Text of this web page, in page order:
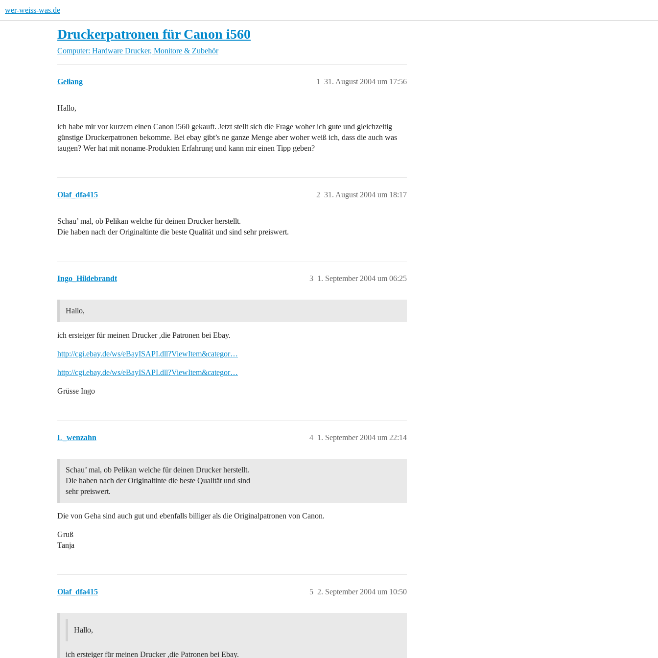
wer-weiss-was.de
Druckerpatronen für Canon i560
Computer: Hardware Drucker, Monitore & Zubehör
Geliang 31. August 2004 um 17:56
1
Hallo,
ich habe mir vor kurzem einen Canon i560 gekauft. Jetzt stellt sich die Frage woher ich gute und gleichzeitig
günstige Druckerpatronen bekomme. Bei ebay gibt’s ne ganze Menge aber woher weiß ich, dass die auch was
taugen? Wer hat mit noname-Produkten Erfahrung und kann mir einen Tipp geben?
Olaf_dfa415 31. August 2004 um 18:17
2
Schau’ mal, ob Pelikan welche für deinen Drucker herstellt.
Die haben nach der Originaltinte die beste Qualität und sind sehr preiswert.
Ingo_Hildebrandt 1. September 2004 um 06:25
3
Hallo,
ich ersteiger für meinen Drucker ,die Patronen bei Ebay.
http://cgi.ebay.de/ws/eBayISAPI.dll?ViewItem&categor…
http://cgi.ebay.de/ws/eBayISAPI.dll?ViewItem&categor…
Grüsse Ingo
L_wenzahn 1. September 2004 um 22:14
4
Schau’ mal, ob Pelikan welche für deinen Drucker herstellt.
Die haben nach der Originaltinte die beste Qualität und sind
sehr preiswert.
Die von Geha sind auch gut und ebenfalls billiger als die Originalpatronen von Canon.
Gruß
Tanja
Olaf_dfa415 2. September 2004 um 10:50
5
Hallo,
ich ersteiger für meinen Drucker ,die Patronen bei Ebay.